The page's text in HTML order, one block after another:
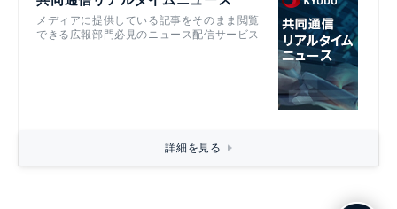
メディアに提供している記事をそのまま閲覧
できる広報部門必見のニュース配信サービス
詳細を見る